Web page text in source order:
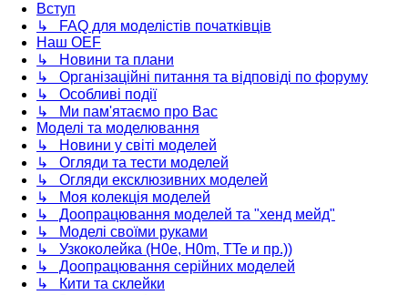
Вступ
↳ FAQ для моделістів початківців
Наш OEF
↳ Новини та плани
↳ Організаційні питання та відповіді по форуму
↳ Особливі події
↳ Ми пам'ятаємо про Вас
Моделі та моделювання
↳ Новини у світі моделей
↳ Огляди та тести моделей
↳ Огляди ексклюзивних моделей
↳ Моя колекція моделей
↳ Доопрацювання моделей та "хенд мейд"
↳ Моделі своїми руками
↳ Узкоколейка (H0e, H0m, TTe и пр.))
↳ Доопрацювання серійних моделей
↳ Кити та склейки